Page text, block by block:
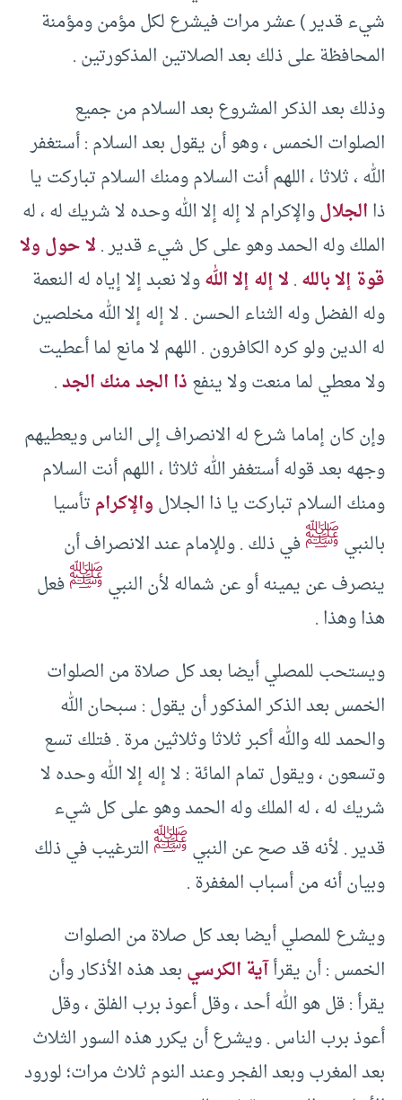
شيء قدير ) عشر مرات فيشرع لكل مؤمن ومؤمنة
المحافظة على ذلك بعد الصلاتين المذكورتين .
وذلك بعد الذكر المشروع بعد السلام من جميع
الصلوات الخمس ، وهو أن يقول بعد السلام : أستغفر
الله ، ثلاثا ، اللهم أنت السلام ومنك السلام تباركت يا
ذاالجلالوالإكرام لا إله إلا الله وحده لا شريك له ، له
الملك وله الحمد وهو على كل شيء قدير .لا حول ولا
قوة إلا بالله.لا إله إلا اللهولا نعبد إلا إياه له النعمة
وله الفضل وله الثناء الحسن . لا إله إلا الله مخلصين
له الدين ولو كره الكافرون . اللهم لا مانع لما أعطيت
ولا معطي لما منعت ولا ينفعذا الجد منك الجد.
وإن كان إماما شرع له الانصراف إلى الناس ويعطيهم
وجهه بعد قوله أستغفر الله ثلاثا ، اللهم أنت السلام
ومنك السلام تباركت يا ذا الجلالوالإكرامتأسيا
بالنبيﷺفي ذلك . وللإمام عند الانصراف أن
ينصرف عن يمينه أو عن شماله لأن النبيﷺفعل
هذا وهذا .
ويستحب للمصلي أيضا بعد كل صلاة من الصلوات
الخمس بعد الذكر المذكور أن يقول : سبحان الله
والحمد لله والله أكبر ثلاثا وثلاثين مرة . فتلك تسع
وتسعون ، ويقول تمام المائة : لا إله إلا الله وحده لا
شريك له ، له الملك وله الحمد وهو على كل شيء
قدير . لأنه قد صح عن النبيﷺالترغيب في ذلك
وبيان أنه من أسباب المغفرة .
ويشرع للمصلي أيضا بعد كل صلاة من الصلوات
الخمس : أن يقرأآية الكرسيبعد هذه الأذكار وأن
يقرأ : قل هو الله أحد ، وقل أعوذ برب الفلق ، وقل
أعوذ برب الناس . ويشرع أن يكرر هذه السور الثلاث
بعد المغرب وبعد الفجر وعند النوم ثلاث مرات؛ لورود